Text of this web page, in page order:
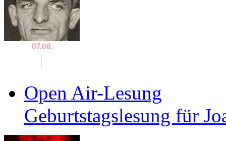
Open Air-Lesung
Geburtstagslesung für